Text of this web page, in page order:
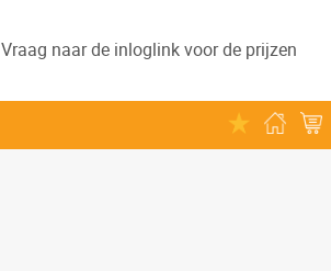
Vraag naar de inloglink voor de prijzen